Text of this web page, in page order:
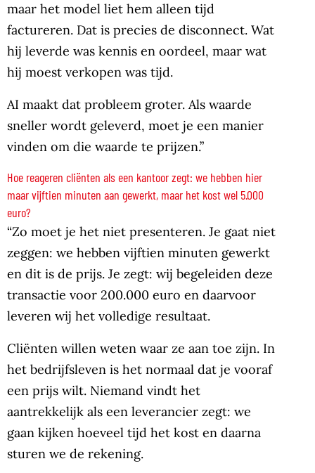
maar het model liet hem alleen tijd
factureren. Dat is precies de disconnect. Wat
hij leverde was kennis en oordeel, maar wat
hij moest verkopen was tijd.
AI maakt dat probleem groter. Als waarde
sneller wordt geleverd, moet je een manier
vinden om die waarde te prijzen.”
Hoe reageren cliënten als een kantoor zegt: we hebben hier
maar vijftien minuten aan gewerkt, maar het kost wel 5.000
euro?
“Zo moet je het niet presenteren. Je gaat niet
zeggen: we hebben vijftien minuten gewerkt
en dit is de prijs. Je zegt: wij begeleiden deze
transactie voor 200.000 euro en daarvoor
leveren wij het volledige resultaat.
Cliënten willen weten waar ze aan toe zijn. In
het bedrijfsleven is het normaal dat je vooraf
een prijs wilt. Niemand vindt het
aantrekkelijk als een leverancier zegt: we
gaan kijken hoeveel tijd het kost en daarna
sturen we de rekening.